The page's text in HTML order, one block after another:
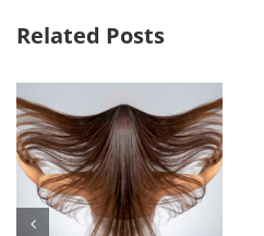
Related Posts